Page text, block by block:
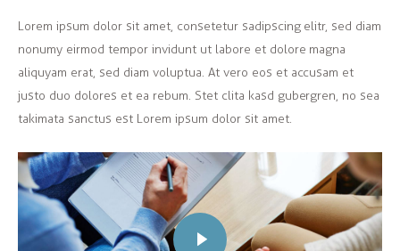
Lorem ipsum dolor sit amet, consetetur sadipscing elitr, sed diam
nonumy eirmod tempor invidunt ut labore et dolore magna
aliquyam erat, sed diam voluptua. At vero eos et accusam et
justo duo dolores et ea rebum. Stet clita kasd gubergren, no sea
takimata sanctus est Lorem ipsum dolor sit amet.